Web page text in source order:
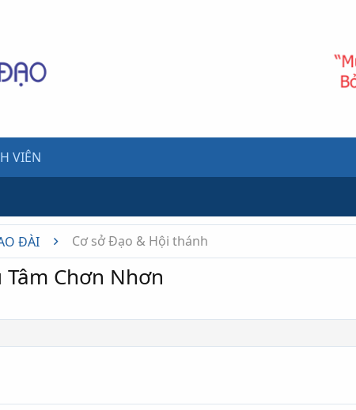
VIÊN
ĐÀI Cơ sở Đạo & Hội thánh
Chơn Nhơn